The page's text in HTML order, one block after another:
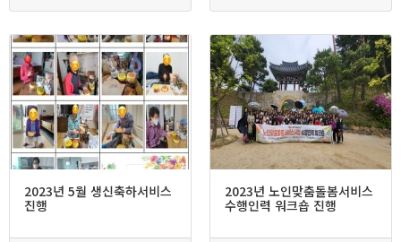
2023년 5월 생신축하서비스
진행
2023년 노인맞춤돌봄서비스
수행인력 워크숍 진행